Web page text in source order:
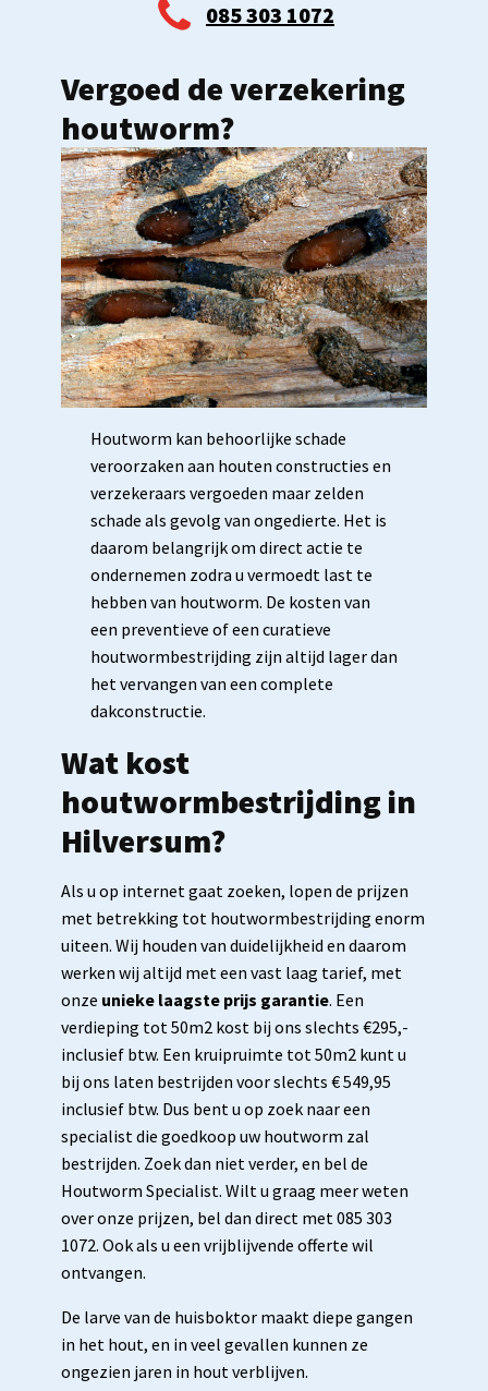
085 303 1072
Vergoed de verzekering
houtworm?
Houtworm kan behoorlijke schade
veroorzaken aan houten constructies en
verzekeraars vergoeden maar zelden
schade als gevolg van ongedierte. Het is
daarom belangrijk om direct actie te
ondernemen zodra u vermoedt last te
hebben van houtworm. De kosten van
een preventieve of een curatieve
houtwormbestrijding zijn altijd lager dan
het vervangen van een complete
dakconstructie.
Wat kost
houtwormbestrijding in
Hilversum?
Als u op internet gaat zoeken, lopen de prijzen
met betrekking tot houtwormbestrijding enorm
uiteen. Wij houden van duidelijkheid en daarom
werken wij altijd met een vast laag tarief, met
onze unieke laagste prijs garantie. Een
verdieping tot 50m2 kost bij ons slechts €295,-
inclusief btw. Een kruipruimte tot 50m2 kunt u
bij ons laten bestrijden voor slechts € 549,95
inclusief btw. Dus bent u op zoek naar een
specialist die goedkoop uw houtworm zal
bestrijden. Zoek dan niet verder, en bel de
Houtworm Specialist. Wilt u graag meer weten
over onze prijzen, bel dan direct met 085 303
1072. Ook als u een vrijblijvende offerte wil
ontvangen.
De larve van de huisboktor maakt diepe gangen
in het hout, en in veel gevallen kunnen ze
ongezien jaren in hout verblijven.